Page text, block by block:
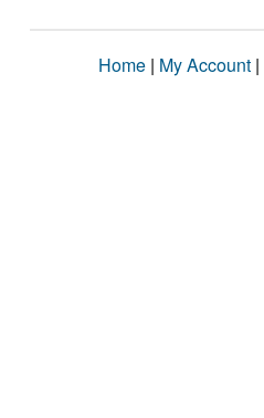
Home | My Account |